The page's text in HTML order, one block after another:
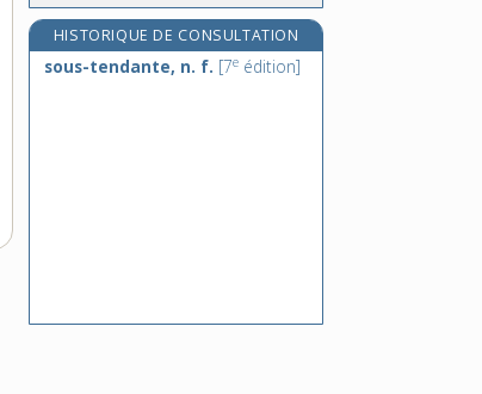
HISTORIQUE DE CONSULTATION
sous-tendante, n. f. [7e édition]